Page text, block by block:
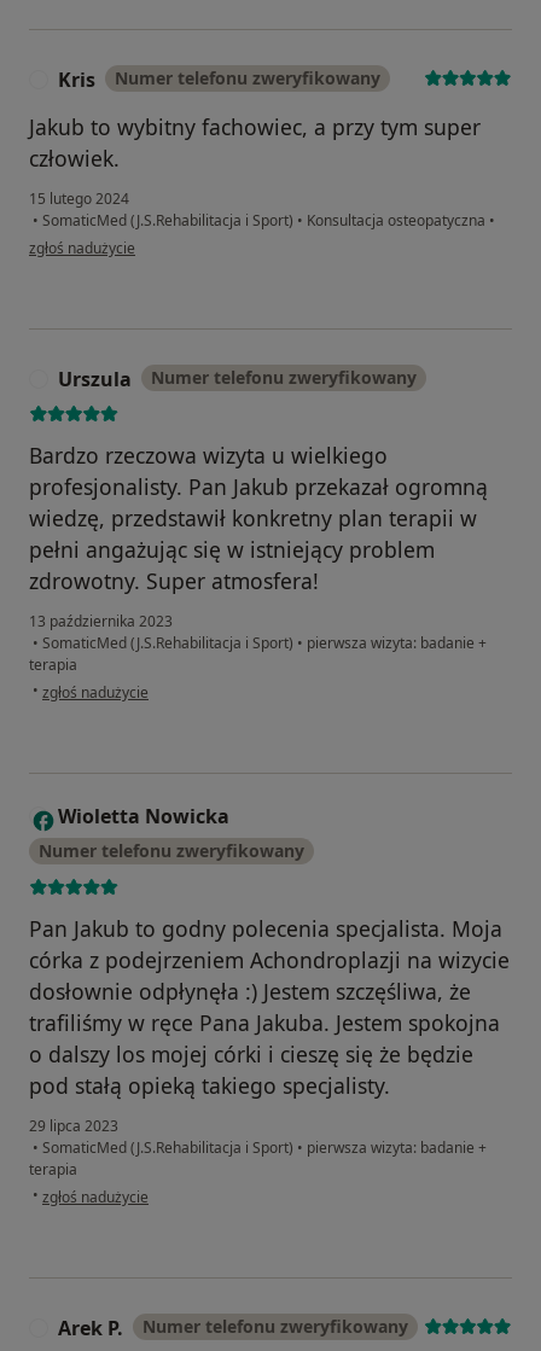
Kris Numer telefonu zweryfikowany
Jakub to wybitny fachowiec, a przy tym super
człowiek.
15 lutego 2024
• SomaticMed (J.S.Rehabilitacja i Sport) • Konsultacja osteopatyczna •
w opinii użytkownika Kris
zgłoś nadużycie
Urszula Numer telefonu zweryfikowany
Bardzo rzeczowa wizyta u wielkiego
profesjonalisty. Pan Jakub przekazał ogromną
wiedzę, przedstawił konkretny plan terapii w
pełni angażując się w istniejący problem
zdrowotny. Super atmosfera!
13 października 2023
• SomaticMed (J.S.Rehabilitacja i Sport) • pierwsza wizyta: badanie +
terapia
• w opinii użytkownika Urszula
zgłoś nadużycie
W Wioletta Nowicka
Numer telefonu zweryfikowany
Pan Jakub to godny polecenia specjalista. Moja
córka z podejrzeniem Achondroplazji na wizycie
dosłownie odpłynęła :) Jestem szczęśliwa, że
trafiliśmy w ręce Pana Jakuba. Jestem spokojna
o dalszy los mojej córki i cieszę się że będzie
pod stałą opieką takiego specjalisty.
29 lipca 2023
• SomaticMed (J.S.Rehabilitacja i Sport) • pierwsza wizyta: badanie +
terapia
• w opinii użytkownika Wioletta Nowicka
zgłoś nadużycie
Arek P. Numer telefonu zweryfikowany